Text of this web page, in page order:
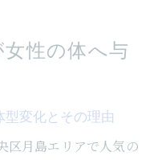
性の体へ与
変化とその理由
区月島エリアで人気の